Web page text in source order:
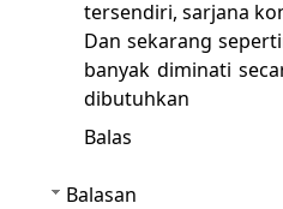
tersendiri, sarjana
Dan sekarang
banyak diminati
dibutuhkan
Balas
Balasan